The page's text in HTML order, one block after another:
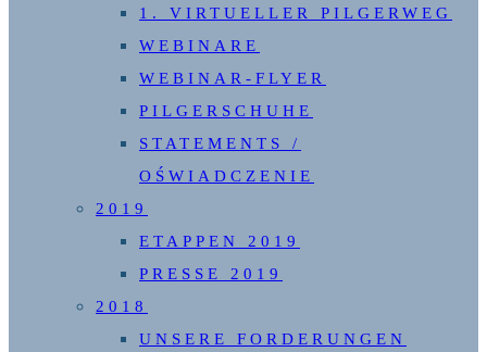
1. VIRTUELLER PILGERWEG
WEBINARE
WEBINAR-FLYER
PILGERSCHUHE
STATEMENTS /
OŚWIADCZENIE
2019
ETAPPEN 2019
PRESSE 2019
2018
UNSERE FORDERUNGEN